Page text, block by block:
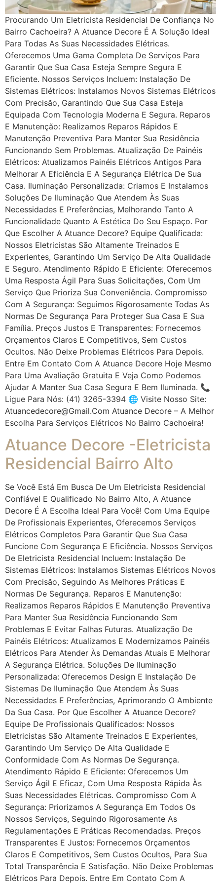
Procurando Um Eletricista Residencial De Confiança No
Bairro Cachoeira? A Atuance Decore É A Solução Ideal
Para Todas As Suas Necessidades Elétricas.
Oferecemos Uma Gama Completa De Serviços Para
Garantir Que Sua Casa Esteja Sempre Segura E
Eficiente. Nossos Serviços Incluem: Instalação De
Sistemas Elétricos: Instalamos Novos Sistemas Elétricos
Com Precisão, Garantindo Que Sua Casa Esteja
Equipada Com Tecnologia Moderna E Segura. Reparos
E Manutenção: Realizamos Reparos Rápidos E
Manutenção Preventiva Para Manter Sua Residência
Funcionando Sem Problemas. Atualização De Painéis
Elétricos: Atualizamos Painéis Elétricos Antigos Para
Melhorar A Eficiência E A Segurança Elétrica De Sua
Casa. Iluminação Personalizada: Criamos E Instalamos
Soluções De Iluminação Que Atendem Às Suas
Necessidades E Preferências, Melhorando Tanto A
Funcionalidade Quanto A Estética Do Seu Espaço. Por
Que Escolher A Atuance Decore? Equipe Qualificada:
Nossos Eletricistas São Altamente Treinados E
Experientes, Garantindo Um Serviço De Alta Qualidade
E Seguro. Atendimento Rápido E Eficiente: Oferecemos
Uma Resposta Ágil Para Suas Solicitações, Com Um
Serviço Que Prioriza Sua Conveniência. Compromisso
Com A Segurança: Seguimos Rigorosamente Todas As
Normas De Segurança Para Proteger Sua Casa E Sua
Família. Preços Justos E Transparentes: Fornecemos
Orçamentos Claros E Competitivos, Sem Custos
Ocultos. Não Deixe Problemas Elétricos Para Depois.
Entre Em Contato Com A Atuance Decore Hoje Mesmo
Para Uma Avaliação Gratuita E Veja Como Podemos
Ajudar A Manter Sua Casa Segura E Bem Iluminada. 📞
Ligue Para Nós: (41) 3265-3394 🌐 Visite Nosso Site:
Atuancedecore@gmail.com Atuance Decore – A Melhor
Escolha Para Serviços Elétricos No Bairro Cachoeira!
Atuance Decore -Eletricista
Residencial Bairro Alto
Se Você Está Em Busca De Um Eletricista Residencial
Confiável E Qualificado No Bairro Alto, A Atuance
Decore É A Escolha Ideal Para Você! Com Uma Equipe
De Profissionais Experientes, Oferecemos Serviços
Elétricos Completos Para Garantir Que Sua Casa
Funcione Com Segurança E Eficiência. Nossos Serviços
De Eletricista Residencial Incluem: Instalação De
Sistemas Elétricos: Instalamos Sistemas Elétricos Novos
Com Precisão, Seguindo As Melhores Práticas E
Normas De Segurança. Reparos E Manutenção:
Realizamos Reparos Rápidos E Manutenção Preventiva
Para Manter Sua Residência Funcionando Sem
Problemas E Evitar Falhas Futuras. Atualização De
Painéis Elétricos: Atualizamos E Modernizamos Painéis
Elétricos Para Atender Às Demandas Atuais E Melhorar
A Segurança Elétrica. Soluções De Iluminação
Personalizada: Oferecemos Design E Instalação De
Sistemas De Iluminação Que Atendem Às Suas
Necessidades E Preferências, Aprimorando O Ambiente
Da Sua Casa. Por Que Escolher A Atuance Decore?
Equipe De Profissionais Qualificados: Nossos
Eletricistas São Altamente Treinados E Experientes,
Garantindo Um Serviço De Alta Qualidade E
Conformidade Com As Normas De Segurança.
Atendimento Rápido E Eficiente: Oferecemos Um
Serviço Ágil E Eficaz, Com Uma Resposta Rápida Às
Suas Necessidades Elétricas. Compromisso Com A
Segurança: Priorizamos A Segurança Em Todos Os
Nossos Serviços, Seguindo Rigorosamente As
Regulamentações E Práticas Recomendadas. Preços
Transparentes E Justos: Fornecemos Orçamentos
Claros E Competitivos, Sem Custos Ocultos, Para Sua
Total Transparência E Satisfação. Não Deixe Problemas
Elétricos Para Depois. Entre Em Contato Com A